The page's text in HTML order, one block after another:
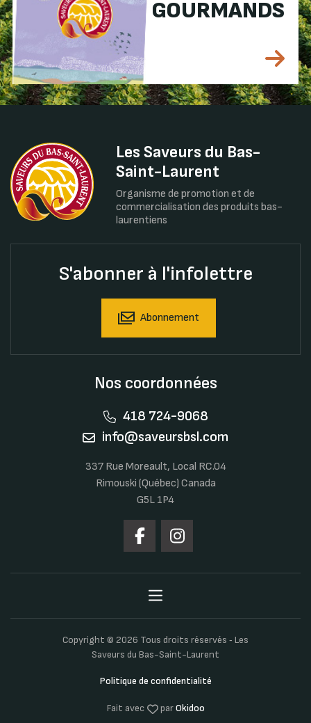
GOURMANDS
Les Saveurs du Bas-
Saint-Laurent
Organisme de promotion et de
commercialisation des produits bas-
laurentiens
S'abonner à l'infolettre
Abonnement
Nos coordonnées
418 724-9068
info@saveursbsl.com
337 Rue Moreault, Local RC.04
Rimouski (Québec) Canada
G5L 1P4
Copyright © 2026 Tous droits réservés ‐ Les
Saveurs du Bas-Saint-Laurent
Politique de confidentialité
Fait avec parOkidoo